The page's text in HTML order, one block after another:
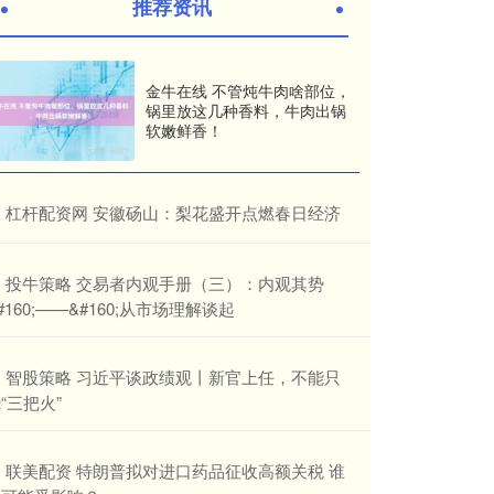
推荐资讯
金牛在线 不管炖牛肉啥部位，
锅里放这几种香料，牛肉出锅
软嫩鲜香！
​杠杆配资网 安徽砀山：梨花盛开点燃春日经济
​投牛策略 交易者内观手册（三）：内观其势
从市场理解谈起
​智股策略 习近平谈政绩观丨新官上任，不能只
三把火”
​联美配资 特朗普拟对进口药品征收高额关税 谁